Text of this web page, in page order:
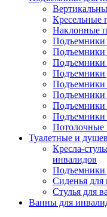
Кресельные
Наклонные
Подъемники
Подъемники
Подъемники
Подъемники
Подъемники
Подъемники
Подъемники
Подъемники
Потолочные
Туалетные и
Кресла-
инвалидов
Подъемники
Сиденья для
Стулья для
Ванны для